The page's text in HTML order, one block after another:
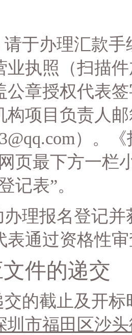
请于办理汇款
业执照（扫描
公章授权代表
构项目负责人
）。
页最下方一栏
记表”。
理报名登记
表通过资格性
文件的递交
交的截止及开标
圳市福田区沙